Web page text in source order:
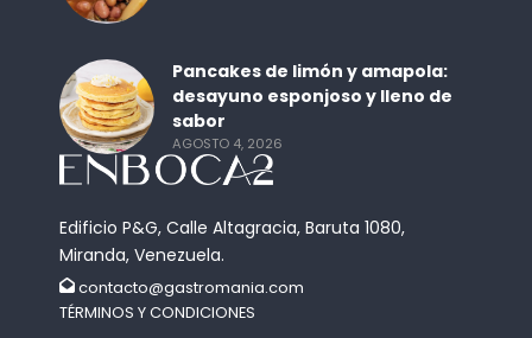
Edificio P&G, Calle Altagracia, Baruta 1080,
Miranda, Venezuela.
contacto@gastromania.com
TÉRMINOS Y CONDICIONES
Pancakes de limón y amapola:
desayuno esponjoso y lleno de
sabor
AGOSTO 4, 2026